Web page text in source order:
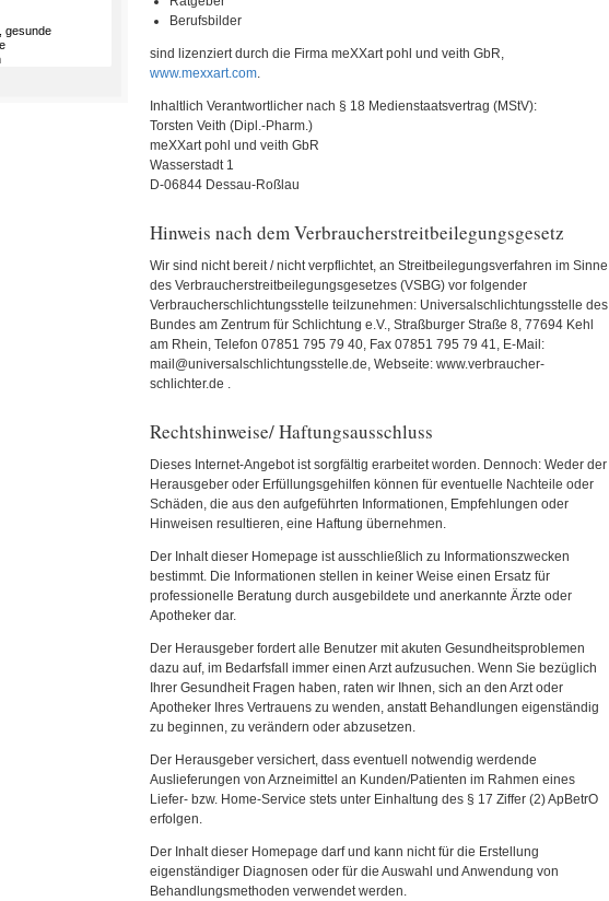
Berufsbilder
sind lizenziert durch die Firma meXXart pohl und veith GbR,
www.mexxart.com.
Inhaltlich Verantwortlicher nach § 18 Medienstaatsvertrag (MStV):
Torsten Veith (Dipl.-Pharm.)
meXXart pohl und veith GbR
Wasserstadt 1
D-06844 Dessau-Roßlau
Hinweis nach dem Verbraucherstreitbeilegungsgesetz
Wir sind nicht bereit / nicht verpflichtet, an Streitbeilegungsverfahren im Sinne
des Verbraucherstreitbeilegungsgesetzes (VSBG) vor folgender
Verbraucherschlichtungsstelle teilzunehmen: Universalschlichtungsstelle des
Bundes am Zentrum für Schlichtung e.V., Straßburger Straße 8, 77694 Kehl
am Rhein, Telefon 07851 795 79 40, Fax 07851 795 79 41, E-Mail:
mail@universalschlichtungsstelle.de, Webseite: www.verbraucher-
schlichter.de .
Rechtshinweise/ Haftungsausschluss
Dieses Internet-Angebot ist sorgfältig erarbeitet worden. Dennoch: Weder der
Herausgeber oder Erfüllungsgehilfen können für eventuelle Nachteile oder
Schäden, die aus den aufgeführten Informationen, Empfehlungen oder
Hinweisen resultieren, eine Haftung übernehmen.
Der Inhalt dieser Homepage ist ausschließlich zu Informationszwecken
bestimmt. Die Informationen stellen in keiner Weise einen Ersatz für
professionelle Beratung durch ausgebildete und anerkannte Ärzte oder
Apotheker dar.
Der Herausgeber fordert alle Benutzer mit akuten Gesundheitsproblemen
dazu auf, im Bedarfsfall immer einen Arzt aufzusuchen. Wenn Sie bezüglich
Ihrer Gesundheit Fragen haben, raten wir Ihnen, sich an den Arzt oder
Apotheker Ihres Vertrauens zu wenden, anstatt Behandlungen eigenständig
zu beginnen, zu verändern oder abzusetzen.
Der Herausgeber versichert, dass eventuell notwendig werdende
Auslieferungen von Arzneimittel an Kunden/Patienten im Rahmen eines
Liefer- bzw. Home-Service stets unter Einhaltung des § 17 Ziffer (2) ApBetrO
erfolgen.
Der Inhalt dieser Homepage darf und kann nicht für die Erstellung
eigenständiger Diagnosen oder für die Auswahl und Anwendung von
Behandlungsmethoden verwendet werden.